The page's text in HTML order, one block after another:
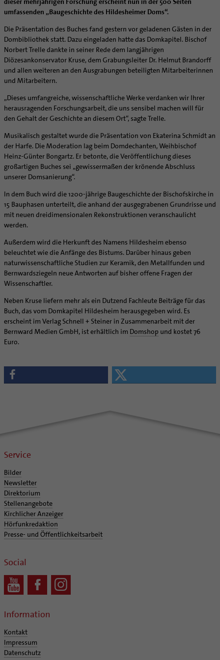
Katholisch heiraten
Wissenswertes zur Hochzeit
Ideen für die Hochzeitsfeier
Trausprüche aus der Bibel
Hochzeits-Symbole
Lebensende
Wo ist der richtige Platz zum Sterben?
Hospiz-Seelsorge
Exerzitien
Kontemplation
Auszeit
Geistliche Begleitung
Spirituelle Teambegleitung
Unterstützungsangebote für Seelsorgende
Seelsorgefelder
Frauen
Männer
Queersensible Seelsorge
Arbeitnehmer
Altenheim | Senioren
Menschen mit Behinderung
Muttersprachen
Hospiz
Internet- und Telefon
Künstler
Glaubenswege
Ehe - Familie - Geschlechtergerechtigkeit
Kategoriale und Diakonale Seelsorge
Notfall
Polizei- und Feuerwehr
Schule
Gefängnisseelsorge
Segensorte
Begleitung und Vernetzung
Team
Newsletter
Berufe in der Kirche
Raum für Vielfalt
Gemeindereferent:in
Pastorale:r Mitarbeiter:in
Pastoralreferent:in
Priester
Kirchenmusiker:in
Religionslehrer:in
Soziale Berufe in der Caritas
Orden | Gemeinschaften
Männerorden
Geistliche Gemeinschaften
Ritterorden
Ordo virginum
Bischöfliche Stiftung Gemeinsam für das Leben
Schulpastoral
Religionsunterricht
Service
Stellenanzeigen
Bistumsarchiv
Bestände
Buchreihen
Gemeindeservice
Digitaler Lesesaal
Dombibliothek Hildesheim
Bundeskonferenz der kirchlichen Archive in Deutschland
Stärkung der Demokratie | Einsatz gegen Diskriminierung
LÜCHTENHOF
Familienbildungsstätten
Katholische Erwachsenenbildung
Forschungsinstitut für Philosophie Hannover
Weltkirche
Bolivienpartnerschaft
Projektförderung
Internationale Freiwilligendienste
Aus dem Bistum in die Welt
Infobrief Weltkirche
missio-Regionalstelle
Bolivienpartnerschaft
Bolivienkommission
Café Bolivia
Beratung Direktpartnerschaften
Finanzielle Förderung der Bolivienpartnerschaft
Ökologische Fonds
Politische Lobbyarbeit
Partnerschaftsvereinbarung
Bolivienpartnerschaft Bistum Trier
Bolivienreise mit Bischof Heiner
Bolivientag 2026
Internationale Freiwilligendienste
Aktuelles
Rückkehrenden-Engagement (ehemalige Freiwillige)
Outgoing
Incoming
Taizé-Fahrt Herbst 2026
Katholische Büros
Schöpfungsgerecht 2035
Wir machen Kirche - schöpfungsgerecht
Biologische Vielfalt
Engagiert in der Gesellschaft
Energetisches Sanieren
Fördermittel finden
Mobilität
Ökotheologie
Schöpfungsspiritualität
Umweltbildung
Zukunftsräume
Aktuelles
Angebote
Abenteuer Glaube
Unterstützung für Pfarreien und Einrichtungen
Prävention
Fortbildungen
Stellenangebote
Liturgie und Kirchenmusik
Lokale Kirchenentwicklung
#diegruenegemeinde
Netzwerk ChancenGleich
Büchereien
Medienstelle
Newsletter
Personalentwicklung
Unterstützungsangebot für Seelsorgende
Supervision
Aufbrüche in der Kirche
Ehrenamtliche
KirchenZeitung online
Pfarrgemeinden
Materialien
Aktuelles
Altersvorsorge und Ruhestand
Arbeitshilfen
Bistumsatlas
Beruf und Familie
KODA
Direktorium
Institutionelles Schutzkonzept
Kirchlicher Anzeiger
Kirchliches Arbeitsrecht
Schematismus
umfassenden „Baugeschichte des Hildesheimer Doms“.
Die Präsentation des Buches fand gestern vor geladenen Gästen in der
Dombibliothek statt. Dazu eingeladen hatte das Domkapitel. Bischof
Norbert Trelle dankte in seiner Rede dem langjährigen
Diözesankonservator Kruse, dem Grabungsleiter Dr. Helmut Brandorff
und allen weiteren an den Ausgrabungen beteiligten Mitarbeiterinnen
und Mitarbeitern.
„Dieses umfangreiche, wissenschaftliche Werke verdanken wir Ihrer
herausragenden Forschungsarbeit, die uns sensibel machen will für
den Gehalt der Geschichte an diesem Ort“, sagte Trelle.
Musikalisch gestaltet wurde die Präsentation von Ekaterina Schmidt an
der Harfe. Die Moderation lag beim Domdechanten, Weihbischof
Heinz-Günter Bongartz. Er betonte, die Veröffentlichung dieses
großartigen Buches sei „gewissermaßen der krönende Abschluss
unserer Domsanierung“.
In dem Buch wird die 1200-jährige Baugeschichte der Bischofskirche in
15 Bauphasen unterteilt, die anhand der ausgegrabenen Grundrisse und
mit neuen dreidimensionalen Rekonstruktionen veranschaulicht
werden.
Außerdem wird die Herkunft des Namens Hildesheim ebenso
beleuchtet wie die Anfänge des Bistums. Darüber hinaus geben
naturwissenschaftliche Studien zur Keramik, den Metallfunden und
Bernwardsziegeln neue Antworten auf bisher offene Fragen der
Wissenschaftler.
Neben Kruse liefern mehr als ein Dutzend Fachleute Beiträge für das
Buch, das vom Domkapitel Hildesheim herausgegeben wird. Es
erscheint im Verlag Schnell + Steiner in Zusammenarbeit mit der
Bernward Medien GmbH, ist erhältlich im Domshop und kostet 76
Euro.
Service
Bilder
Newsletter
Direktorium
Stellenangebote
Kirchlicher Anzeiger
Hörfunkredaktion
Presse- und Öffentlichkeitsarbeit
Social
Information
Kontakt
Impressum
Datenschutz